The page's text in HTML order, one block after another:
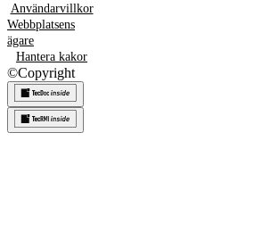
Användarvillkor
Webbplatsens
ägare
Hantera kakor
©Copyright